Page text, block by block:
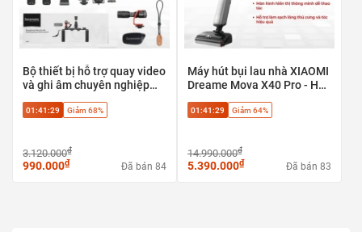
Bộ thiết bị hỗ trợ quay video
và ghi âm chuyên nghiệp
máy ảnh & điện thoại
01:41:29 Giảm 68%
3.120.000₫
990.000₫ Đã bán 84
Máy hút bụi lau nhà XIAOMI
Dreame Mova X40 Pro - Hút
Phù hợp sàn gạch, sàn gỗ,
01:41:29 Giảm 64%
14.990.000₫
5.390.000₫ Đã bán 83